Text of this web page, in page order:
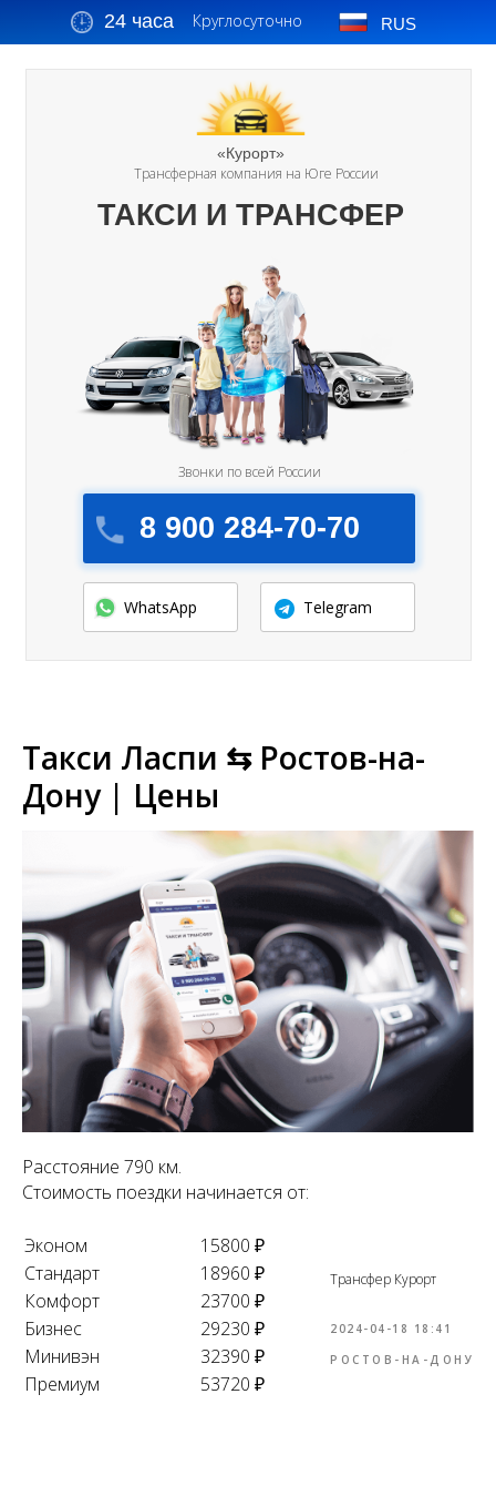
24 часа Круглосуточно RUS
«Курорт»
Трансферная компания на Юге России
8 900 284-70-70
Звонки по всей России
ТАКСИ И ТРАНСФЕР
WhatsApp Telegram
Такси Ласпи ⇆ Ростов-на-
Дону | Цены
Расстояние 790 км.
Стоимость поездки начинается от:
Эконом
15800 ₽
Стандарт
18960 ₽
Комфорт
23700 ₽
Бизнес
29230 ₽
Минивэн
32390 ₽
Премиум
53720 ₽
Трансфер Курорт
2024-04-18 18:41
РОСТОВ-НА-ДОНУ